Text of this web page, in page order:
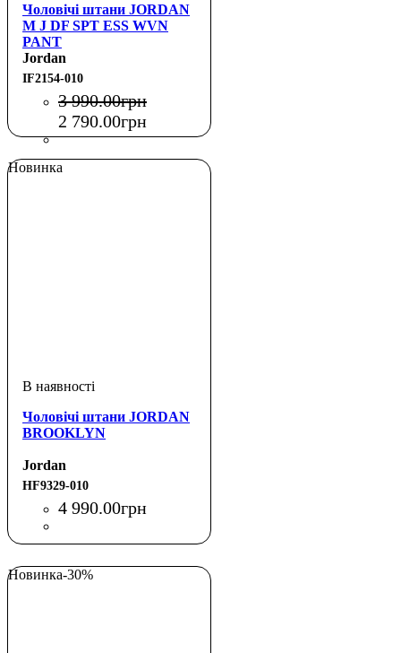
Чоловічі штани JORDAN
M J DF SPT ESS WVN
PANT
Jordan
IF2154-010
3 990.00грн
2 790.00грн
Новинка
Чоловічі штани JORDAN
BROOKLYN
Jordan
HF9329-010
4 990.00грн
Новинка-30%